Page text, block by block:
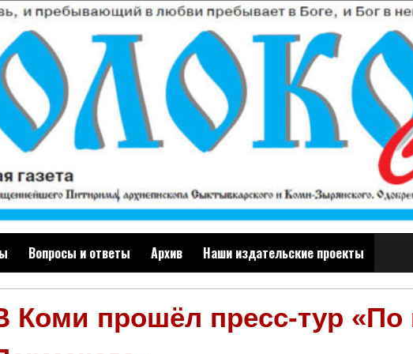
Вопросы и ответы Архив Наши издательские проекты
Коми прошёл пресс-тур «По